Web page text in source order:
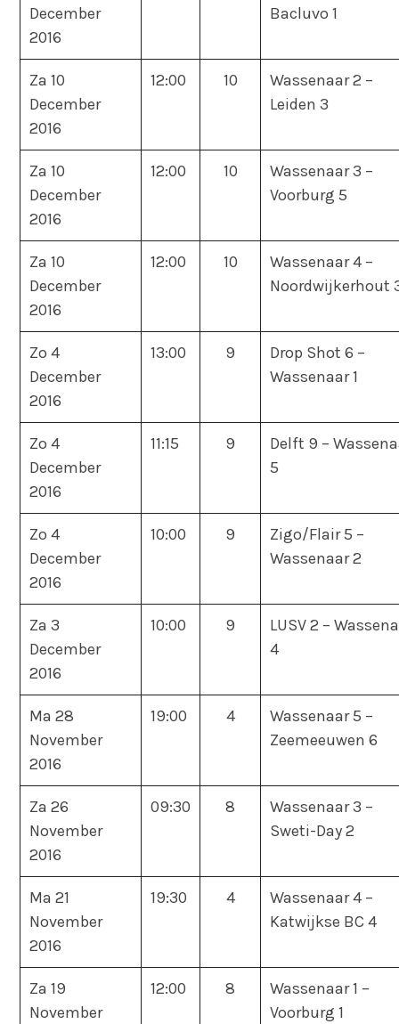
December
2016
Bacluvo 1
Za 10
December
2016
12:00 10
Wassenaar 2 –
Leiden 3
Za 10
December
2016
12:00 10
Wassenaar 3 –
Voorburg 5
Za 10
December
2016
12:00 10
Wassenaar 4 –
Noordwijkerhout
Zo 4
December
2016
13:00 9
Drop Shot 6 –
Wassenaar 1
Zo 4
December
2016
11:15 9
Delft 9 –
5
Zo 4
December
2016
10:00 9
Zigo/Flair 5 –
Wassenaar 2
Za 3
December
2016
10:00 9
LUSV 2 –
4
Ma 28
November
2016
19:00 4
Wassenaar 5 –
Zeemeeuwen 6
Za 26
November
2016
09:30 8
Wassenaar 3 –
Sweti-Day 2
Ma 21
November
2016
19:30 4
Wassenaar 4 –
Katwijkse BC 4
Za 19
November
12:00 8
Wassenaar 1 –
Voorburg 1